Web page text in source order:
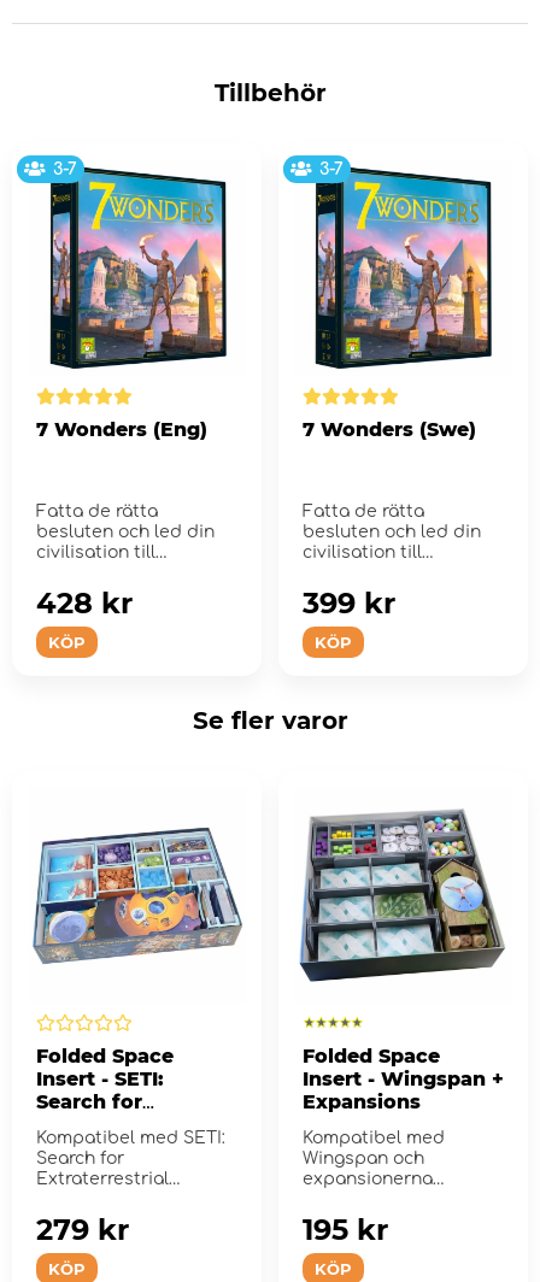
Tillbehör
3-7
7 Wonders (Eng)
Fatta de rätta
besluten och led din
civilisation till
KÖP
428 kr
3-7
7 Wonders (Swe)
Fatta de rätta
besluten och led din
civilisation till
KÖP
399 kr
Se fler varor
Folded Space
Insert - SETI:
Search for
Extraterrestrial
Intelligence
Kompatibel med SETI:
Search for
Extraterrestrial
KÖP
279 kr
Folded Space
Insert - Wingspan +
Expansions
Kompatibel med
Wingspan och
expansionerna
Oceania.
KÖP
195 kr